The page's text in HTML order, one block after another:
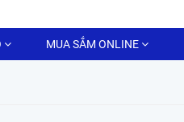
MUA SẮM ONLINE